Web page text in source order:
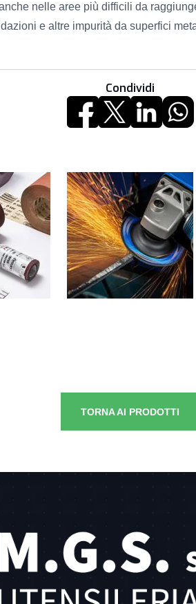
nelle aree più difficili da
e altre impurità da superfici
Condividi
TORNA AI PRODOTTI